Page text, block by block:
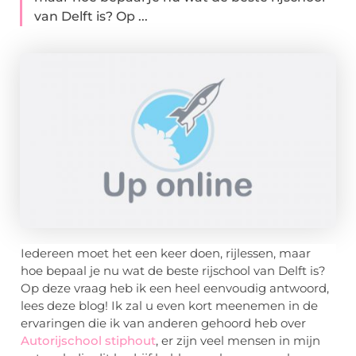
van Delft is? Op ...
Iedereen moet het een keer doen, rijlessen, maar
hoe bepaal je nu wat de beste rijschool van Delft is?
Op deze vraag heb ik een heel eenvoudig antwoord,
lees deze blog! Ik zal u even kort meenemen in de
ervaringen die ik van anderen gehoord heb over
Autorijschool stiphout, er zijn veel mensen in mijn